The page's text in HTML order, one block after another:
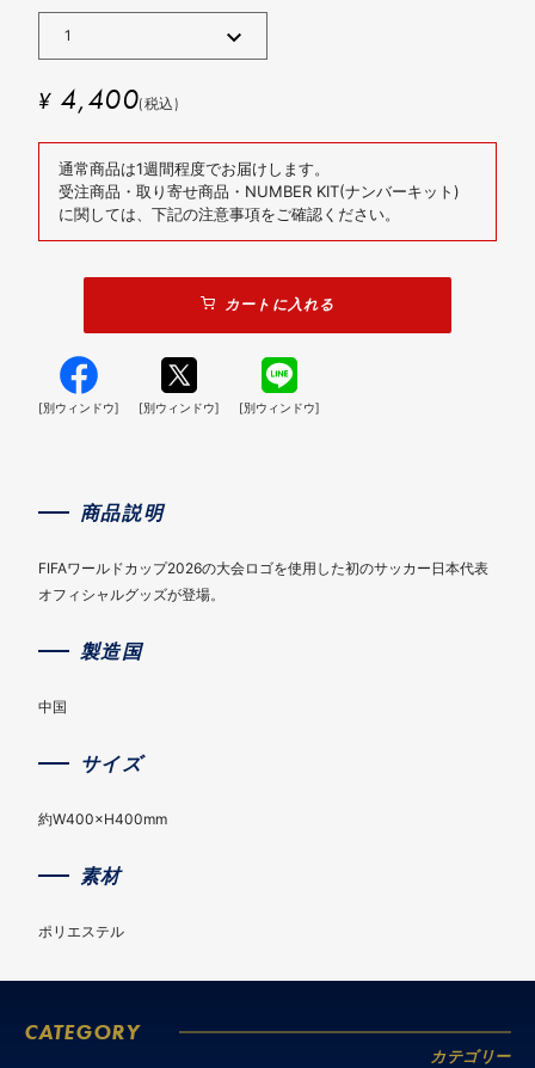
¥ 4,400(税込)
通常商品は1週間程度でお届けします。
受注商品・取り寄せ商品・NUMBER KIT(ナンバーキット)
に関しては、下記の注意事項をご確認ください。
カートに入れる
[別ウィンドウ] [別ウィンドウ] [別ウィンドウ]
商品説明
FIFAワールドカップ2026の大会ロゴを使用した初のサッカー日本代表
オフィシャルグッズが登場。
製造国
中国
サイズ
約W400×H400mm
素材
ポリエステル
CATEGORY
カテゴリー